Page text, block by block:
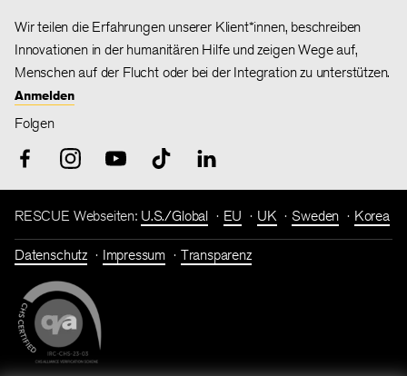
Wir teilen die Erfahrungen unserer Klient*innen, beschreiben
Innovationen in der humanitären Hilfe und zeigen Wege auf,
Menschen auf der Flucht oder bei der Integration zu unterstützen.
Anmelden
Folgen
RESCUE Webseiten: U.S./Global EU UK Sweden Korea
Datenschutz Impressum Transparenz